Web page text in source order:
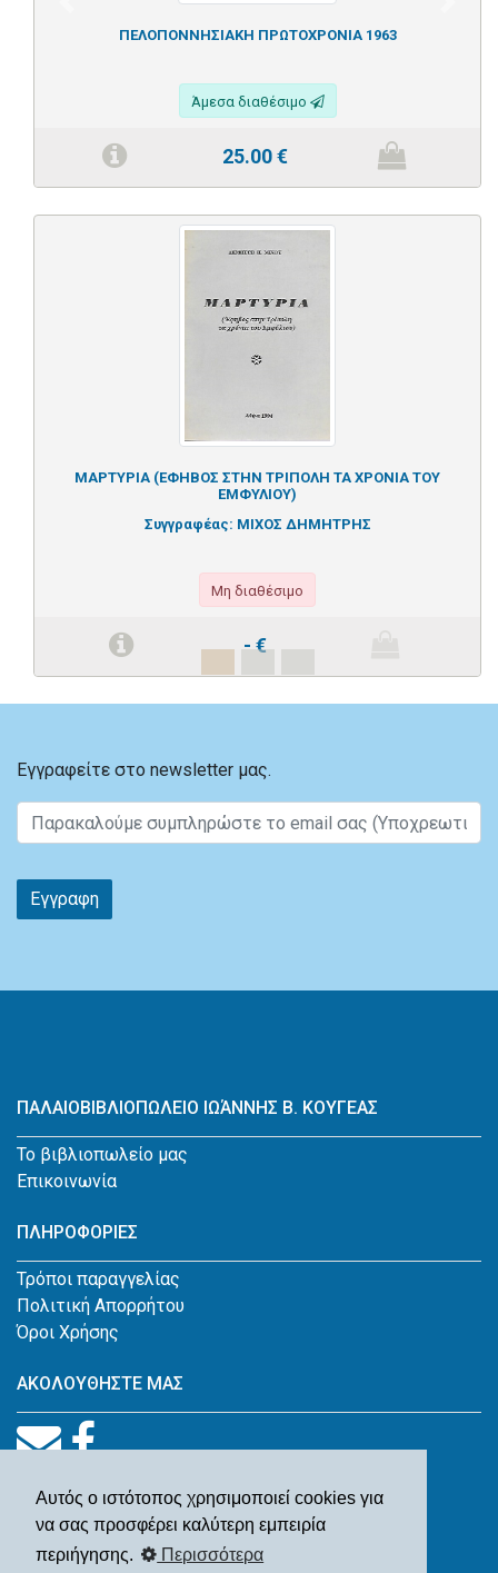
Αυτός ο ιστότοπος χρησιμοποιεί cookies για
να σας προσφέρει καλύτερη εμπειρία
περιήγησης.
Περισσότερα
ΠΕΛΟΠΟΝΝΗΣΙΑΚΗ ΠΡΩΤΟΧΡΟΝΙΑ 1963
Άμεσα διαθέσιμο
25.00€
ΜΑΡΤΥΡΙΑ (ΕΦΗΒΟΣ ΣΤΗΝ ΤΡΙΠΟΛΗ ΤΑ ΧΡΟΝΙΑ ΤΟΥ
ΕΜΦΥΛΙΟΥ)
Συγγραφέας: ΜΙΧΟΣ ΔΗΜΗΤΡΗΣ
Μη διαθέσιμο
- €
Εγγραφείτε στο newsletter μας.
Εγγραφη
ΠΑΛΑΙΟΒΙΒΛΙΟΠΩΛΕΙΟ ΙΩΆΝΝΗΣ Β. ΚΟΥΓΕΑΣ
Το βιβλιοπωλείο μας
Επικοινωνία
ΠΛΗΡΟΦΟΡΙΕΣ
Τρόποι παραγγελίας
Πολιτική Απορρήτου
Όροι Χρήσης
ΑΚΟΛΟΥΘΗΣΤΕ ΜΑΣ